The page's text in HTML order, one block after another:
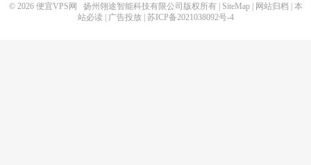
© 2026 便宜VPS网 扬州翎途智能科技有限公司版权所有 | SiteMap| 网站归档
本
站必读
广告投放| 苏ICP备2021038092号-4